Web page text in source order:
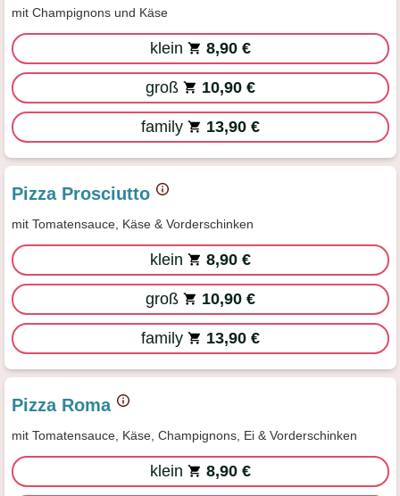
mit Champignons und Käse
klein 8,90 €
groß 10,90 €
family 13,90 €
Pizza Prosciutto
mit Tomatensauce, Käse & Vorderschinken
klein 8,90 €
groß 10,90 €
family 13,90 €
Pizza Roma
mit Tomatensauce, Käse, Champignons, Ei & Vorderschinken
klein 8,90 €